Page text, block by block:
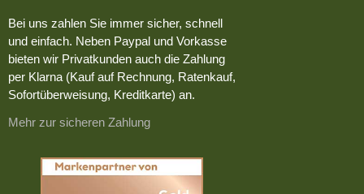
Bei uns zahlen Sie immer sicher, schnell
und einfach. Neben Paypal und Vorkasse
bieten wir Privatkunden auch die Zahlung
per Klarna (Kauf auf Rechnung, Ratenkauf,
Sofortüberweisung, Kreditkarte) an.
Mehr zur sicheren Zahlung